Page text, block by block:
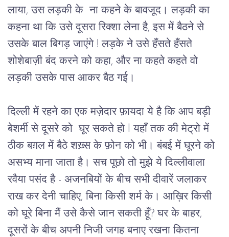
लाया, उस लड़की के  ना कहने के बावजूद। लड़की का
कहना था कि उसे दूसरा रिक्शा लेना है, इस में बैठने से
उसके बाल बिगड़ जाएंगे ! लड़के ने उसे हँसते हँसते
शोशेबाज़ी बंद करने को कहा, और ना कहते कहते वो
लड़की उसके पास आकर बैठ गई।
दिल्ली में रहने का एक मज़ेदार फ़ायदा ये है कि आप बड़ी
बेशर्मी से दूसरे को  घूर सकते हो l यहाँ तक की मेट्रो में
ठीक बग़ल में बैठे शख़्स के फ़ोन को भी। बंबई में घूरने को
असभ्य माना जाता है। सच पूछो तो मुझे ये दिल्लीवाला
रवैया पसंद है - अजनबियों के बीच सभी दीवारें जलाकर
राख कर देनी चाहिए, बिना किसी शर्म के। आख़िर किसी
को घूरे बिना मैं उसे कैसे जान सकती हूँ? घर के बाहर,
दूसरों के बीच अपनी निजी जगह बनाए रखना कितना